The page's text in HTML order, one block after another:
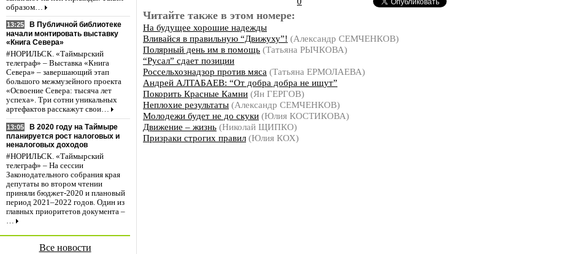
образом…
13:25
В Публичной библиотеке
начали монтировать выставку
«Книга Севера»
#НОРИЛЬСК. «Таймырский
телеграф» – Выставка «Книга
Севера» – завершающий этап
большого межмузейного проекта
«Освоение Севера: тысяча лет
успеха». Три сотни уникальных
артефактов расскажут свои…
13:05
В 2020 году на Таймыре
планируется рост налоговых и
неналоговых доходов
#НОРИЛЬСК. «Таймырский
телеграф» – На сессии
Законодательного собрания края
депутаты во втором чтении
приняли бюджет-2020 и плановый
период 2021–2022 годов. Один из
главных приоритетов документа –
…
Все новости
Читайте также в этом номере:
На будущее хорошие надежды
Вливайся в правильную “Движуху”! (Александр СЕМЧЕНКОВ)
Полярный день им в помощь (Татьяна РЫЧКОВА)
“Русал” сдает позиции
Россельхознадзор против мяса (Татьяна ЕРМОЛАЕВА)
Андрей АЛТАБАЕВ: “От добра добра не ищут”
Покорить Красные Камни (Ян ГЕРГОВ)
Неплохие результаты (Александр СЕМЧЕНКОВ)
Молодежи будет не до скуки (Юлия КОСТИКОВА)
Движение – жизнь (Николай ЩИПКО)
Призраки строгих правил (Юлия КОХ)